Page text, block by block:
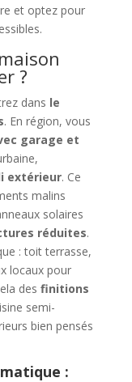
et optez pour
?
dans le
. En région, vous
garage et
extérieur. Ce
malins
solaires
réduites.
: toit terrasse,
locaux pour
des finitions
semi-
bien pensés
: